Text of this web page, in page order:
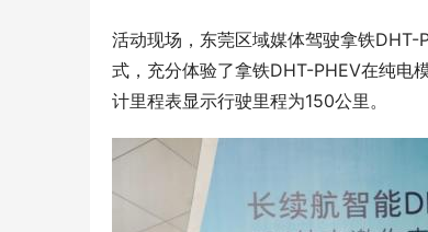
活动现场，东莞区域媒体驾驶拿铁
式，充分体验了拿铁DHT-PHEV在纯电
计里程表显示行驶里程为150公里。